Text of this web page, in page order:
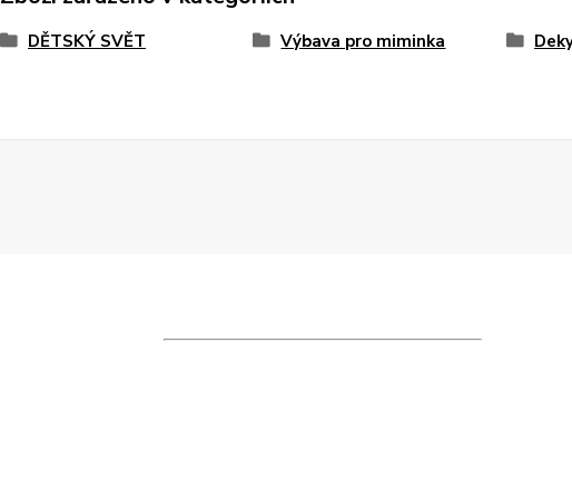
DĚTSKÝ SVĚT Výbava pro miminka